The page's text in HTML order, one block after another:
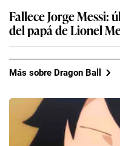
Fallece Jorge Messi:
del papá de Lionel
Más sobre Dragon Ball